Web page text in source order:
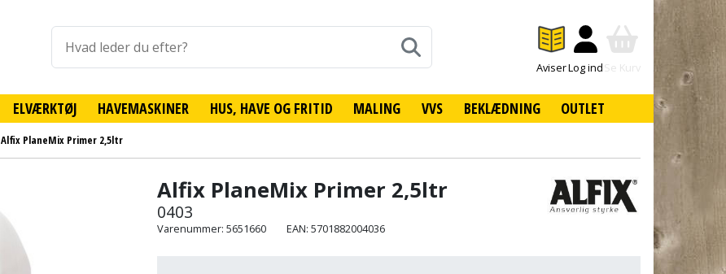
ELVÆRKTØJ HAVEMASKINER HUS, HAVE OG FRITID MALING VVS BEKLÆDNING OUTLET
AviserLog indSe Kurv
Alfix PlaneMix Primer 2,5ltr
Alfix PlaneMix Primer 2,5ltr
0403
Varenummer: 5651660 EAN: 5701882004036